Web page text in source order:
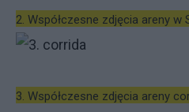
2. Współczesne zdjęcia areny w
3. Współczesne zdjęcia areny